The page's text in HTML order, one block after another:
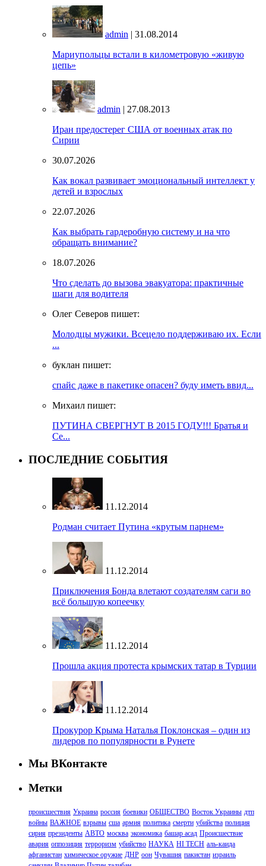
admin | 31.08.2014
Мариупольцы встали в километровую «живую
цепь»
admin | 27.08.2013
Иран предостерег США от военных атак по
Сирии
30.07.2026
Как вокал развивает эмоциональный интеллект у
детей и взрослых
22.07.2026
Как выбрать гардеробную систему и на что
обращать внимание?
18.07.2026
Что сделать до вызова эвакуатора: практичные
шаги для водителя
Олег Северов пишет:
Молодцы мужики. Всецело поддерживаю их. Если
...
буклан пишет:
спайс даже в пакетике опасен? буду иметь ввид...
Михаил пишет:
ПУТИНА СВЕРГНУТ В 2015 ГОДУ!!! Братья и
Се...
ПОСЛЕДНИЕ СОБЫТИЯ
11.12.2014
Родман считает Путина «крутым парнем»
11.12.2014
Приключения Бонда влетают создателям саги во
всё большую копеечку
11.12.2014
Прошла акция протеста крымских татар в Турции
11.12.2014
Прокурор Крыма Наталья Поклонская – один из
лидеров по популярности в Рунете
Мы ВКонтакте
Метки
происшествия Украина россия боевики ОБЩЕСТВО Восток Украины дтп
войны ВАЖНОЕ взрывы сша армия политика смерти убийства полиция
сирия президенты АВТО москва экономика башар асад Происшествие
авария оппозиция терроризм убийство НАУКА HI TECH аль-каида
афганистан химическое оружие ДНР оон Чувашия пакистан израиль